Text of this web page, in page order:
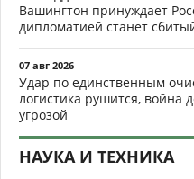
Вашингтон принуждает
дипломатией станет
07 авг 2026
Удар по единственным
логистика рушится, война
угрозой
НАУКА И ТЕХНИКА